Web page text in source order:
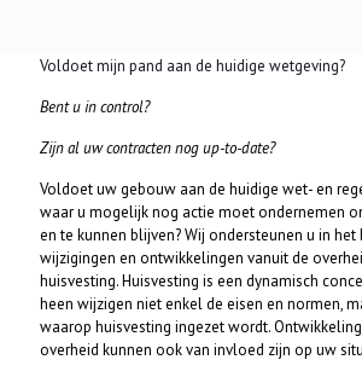
Voldoet mijn pand aan de huidige wetgeving?
Bent u in control?
Zijn al uw contracten nog up-to-date?
Voldoet uw gebouw aan de huidige wet- en
waar u mogelijk nog actie moet ondernemen
en te kunnen blijven? Wij ondersteunen u in het
wijzigingen en ontwikkelingen vanuit de
huisvesting. Huisvesting is een dynamisch
heen wijzigen niet enkel de eisen en normen,
waarop huisvesting ingezet wordt.
overheid kunnen ook van invloed zijn op uw